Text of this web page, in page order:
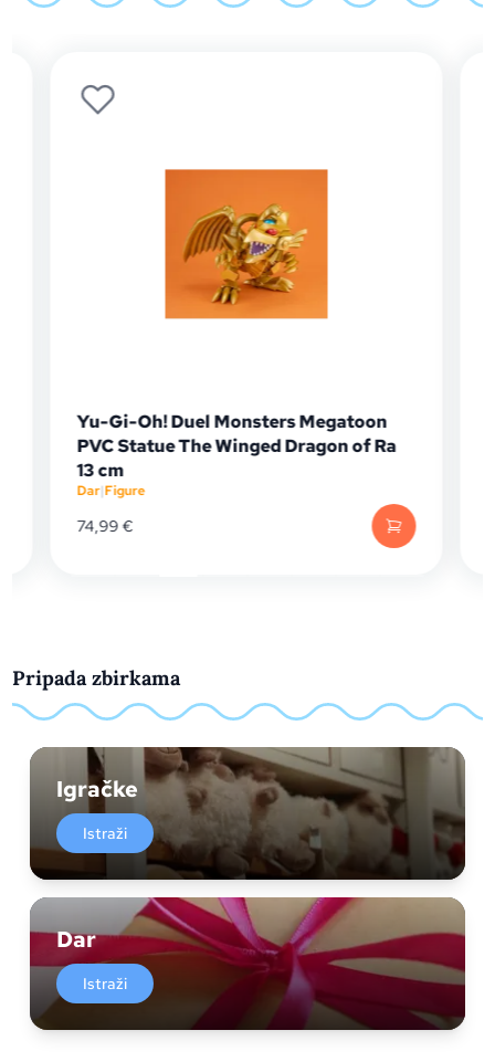
Yu-Gi-Oh! Duel Monsters Megatoon
PVC Statue The Winged Dragon of Ra
13 cm
Dar|Figure
74,99€
Pripada zbirkama
Igračke
Istraži
Dar
Istraži